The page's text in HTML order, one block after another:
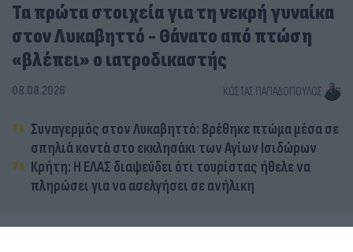
Τα πρώτα στοιχεία για τη νεκρή γυναίκα
στον Λυκαβηττό - Θάνατο από πτώση
«βλέπει» ο ιατροδικαστής
08.08.2026 ΚΏΣΤΑΣ ΠΑΠΑΔΌΠΟΥΛΟΣ
Συναγερμός στον Λυκαβηττό: Βρέθηκε πτώμα μέσα σε
σπηλιά κοντά στο εκκλησάκι των Αγίων Ισιδώρων
Κρήτη: Η ΕΛΑΣ διαψεύδει ότι τουρίστας ήθελε να
πληρώσει για να ασελγήσει σε ανήλικη